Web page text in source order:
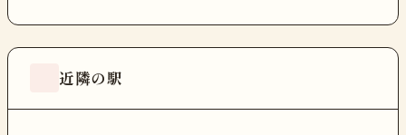
近隣の駅